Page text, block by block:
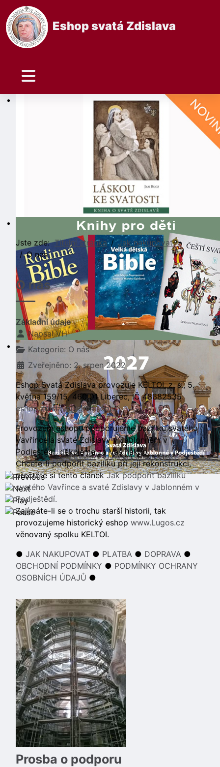
Eshop svatá Zdislava
Jste zde:Titulní stránka
Jak nakupovat
O nás
O nás
Základní údaje
NapsalVH
Kategorie: O nás
Zveřejněno: 2. srpen 2022
Eshop Svatá Zdislava provozuje KELTOI, z. s., 5.
května 159/15, 460 01 Liberec, IČ 48682535
eshop.zdislava@gmail.com
Provozem eshopu podporujeme baziliku svatého
Vavřince a svaté Zdislavy v Jablonném v
Podještědí, děkujeme za Váš nákup.
Chcete-li podpořit baziliku při její rekonstrukci,
přečtěte si tento článekJak podpořit baziliku
svatého Vavřince a svaté Zdislavy v Jablonném v
Podještědí.
Zajímáte-li se o trochu starší historii, tak
provozujeme historický eshop www.Lugos.cz
věnovaný spolku KELTOI.
● JAK NAKUPOVAT ● PLATBA ● DOPRAVA ●
OBCHODNÍ PODMÍNKY ● PODMÍNKY OCHRANY
OSOBNÍCH ÚDAJŮ ●
Prosba o podporu